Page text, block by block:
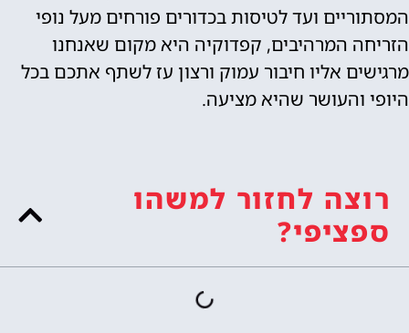
המסתוריים ועד לטיסות בכדורים פורחים מעל נופי
הזריחה המרהיבים, קפדוקיה היא מקום שאנחנו
מרגישים אליו חיבור עמוק ורצון עז לשתף אתכם בכל
היופי והעושר שהיא מציעה.
רוצה לחזור למשהו
ספציפי?